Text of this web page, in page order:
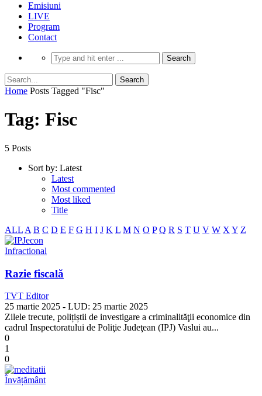
Emisiuni
LIVE
Program
Contact
Home Posts Tagged "Fisc"
Tag: Fisc
5 Posts
Sort by: Latest
Latest
Most commented
Most liked
Title
ALL A B C D E F G H I J K L M N O P Q R S T U V W X Y Z
Infractional
Razie fiscală
TVT Editor
25 martie 2025 - LUD: 25 martie 2025
Zilele trecute, polițiștii de investigare a criminalităţii economice din
cadrul Inspectoratului de Poliţie Judeţean (IPJ) Vaslui au...
0
1
0
Învățământ